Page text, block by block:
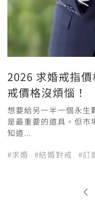
2026 求婚戒指
戒價格沒煩惱！
想要給另一半一個永生
是最重要的道具。但市
知道...
#求婚
#結婚對戒 #訂